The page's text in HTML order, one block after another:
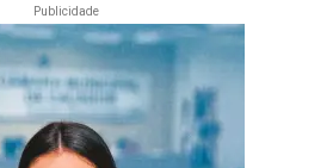
Publicidade